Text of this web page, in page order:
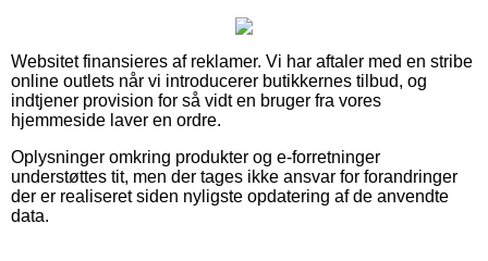
Websitet finansieres af reklamer. Vi har aftaler med en stribe
online outlets når vi introducerer butikkernes tilbud, og
indtjener provision for så vidt en bruger fra vores
hjemmeside laver en ordre.
Oplysninger omkring produkter og e-forretninger
understøttes tit, men der tages ikke ansvar for forandringer
der er realiseret siden nyligste opdatering af de anvendte
data.